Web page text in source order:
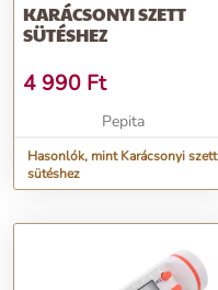
KARÁCSONYI SZETT
SÜTÉSHEZ
4 990 Ft
Pepita
Hasonlók, mint Karácsonyi szett
sütéshez